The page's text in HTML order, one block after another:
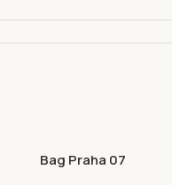
Václavské 801/52, Praha
Bag Praha 07